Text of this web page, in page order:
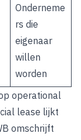
Onderneme
rs die
eigenaar
willen
worden
operational
lease lijkt
omschrijft